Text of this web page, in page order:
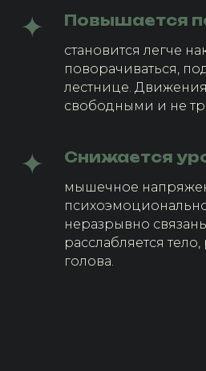
Повышается
становится легче
поворачиваться,
лестнице. Движения
свободными и не
Снижается
мышечное
неразрывно
расслабляется
голова.